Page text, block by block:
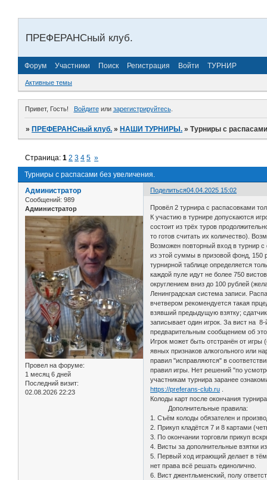
ПРЕФЕРАНСный клуб.
Форум Участники Поиск Регистрация Войти ТУРНИР
Активные темы
Привет, Гость! Войдитеили зарегистрируйтесь.
»ПРЕФЕРАНСный клуб. »НАШИ ТУРНИРЫ. »Турниры с
Турниры с распасами без увеличения.
Страница:1 2 3 4 5 »
Поделиться04.04.2025 15:02
Администратор
Сообщений: 989
Администратор
Провел на форуме:
1 месяц 6 дней
Последний визит:
02.08.2026 22:23
Провёл 2 турнира с распасовками
К участию в турнире допускаются
состоит из трёх туров
то готов считать их количество).
Возможен повторный вход в турнир
из этой суммы в призовой фонд, 150
турнирной таблице определяется
каждой пуле идут не более 750
округлением вниз до 100 рублей
Ленинградская система записи.
вчетвером рекомендуется такая
взявший предыдущую взятку;
записывает один игрок. За вист на
предварительным сообщением об
Игрок может быть отстранён от игры
явных признаков алкогольного или
правил "исправляются" в
правил игры. Нет решений "по
участникам турнира заранее
https://preferans-club.ru
Колоды карт после окончания
Дополнительные правила:
1. Съём колоды обязателен и
2. Прикуп кладётся 7 и 8 картами
3. По окончании торговли прикуп
4. Висты за дополнительные взятки
5. Первый ход играющий делает в
нет права всё решать единолично.
6. Вист джентльменский, полу